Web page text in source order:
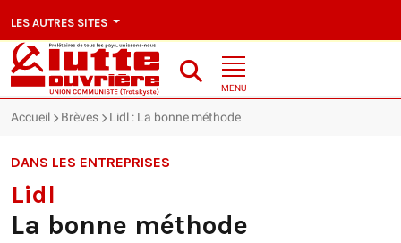
LES AUTRES SITES
MENU
Accueil Brèves Lidl : La bonne méthode
DANS LES ENTREPRISES
Lidl
La bonne méthode